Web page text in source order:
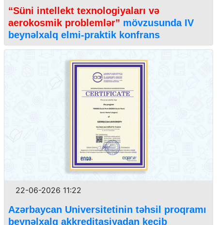
“Süni intellekt texnologiyaları və
aerokosmik problemlər” mövzusunda IV
beynəlxalq elmi-praktik konfrans
22-06-2026 11:22
Azərbaycan Universitetinin təhsil proqramı
beynəlxalq akkreditasiyadan keçib